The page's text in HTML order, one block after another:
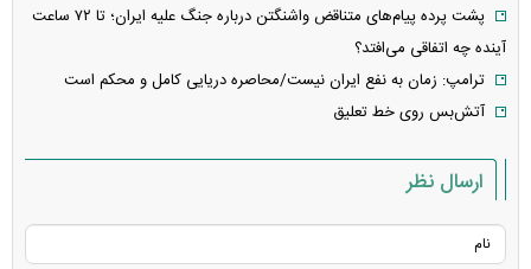
پشت پرده پیام‌های متناقض واشنگتن درباره جنگ علیه ایران؛ تا ۷۲ ساعت
آینده چه اتفاقی می‌افتد؟
ترامپ: زمان به نفع ایران نیست/محاصره دریایی کامل و محکم است
آتش‌بس روی خط تعلیق
ارسال نظر